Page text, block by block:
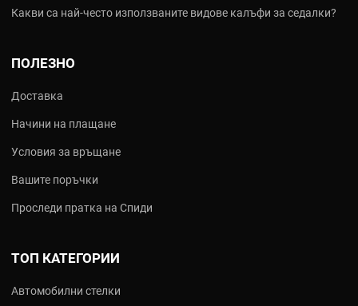
Какви са най‑често използваните видове калъфи за седалки?
ПОЛЕЗНО
Доставка
Начини на плащане
Условия за връщане
Вашите поръчки
Проследи пратка на Спиди
ТОП КАТЕГОРИИ
Автомобилни стелки